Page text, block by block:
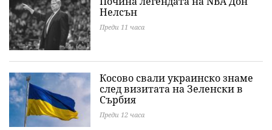
Нелсън
Преди 11 часа
Косово свали украинско знаме
след визитата на Зеленски в
Сърбия
Преди 12 часа